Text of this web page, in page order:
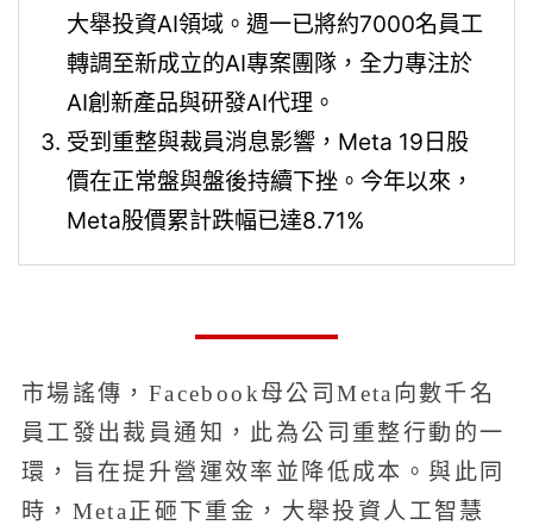
大舉投資AI領域。週一已將約7000名員工
轉調至新成立的AI專案團隊，全力專注於
AI創新產品與研發AI代理。
受到重整與裁員消息影響，Meta 19日股
價在正常盤與盤後持續下挫。今年以來，
Meta股價累計跌幅已達8.71%
市場謠傳，Facebook母公司Meta向數千名
員工發出裁員通知，此為公司重整行動的一
環，旨在提升營運效率並降低成本。與此同
時，Meta正砸下重金，大舉投資人工智慧